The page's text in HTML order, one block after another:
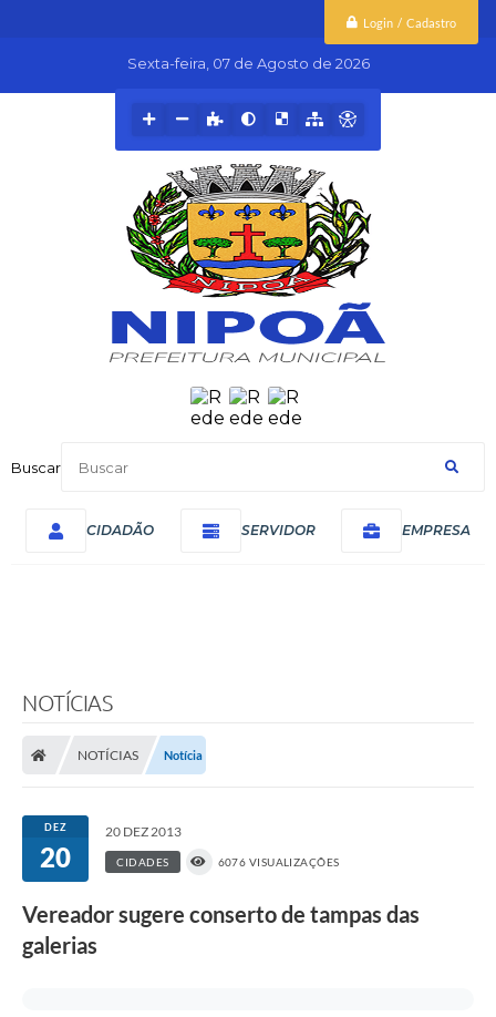
Login / Cadastro
Buscar
CIDADÃO SERVIDOR EMPRESA
Sexta-feira 07 de Agosto de 2026
NOTÍCIAS
NOTÍCIAS Notícia
DEZ
20
20 DEZ 2013
CIDADES 6076 VISUALIZAÇÕES
Vereador sugere conserto de tampas das
galerias